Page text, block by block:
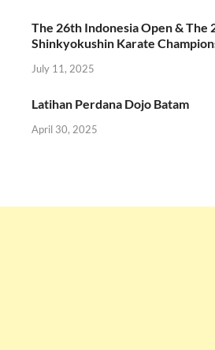
The 26th Indonesia Open & The
Shinkyokushin Karate
July 11, 2025
Latihan Perdana Dojo Batam
April 30, 2025